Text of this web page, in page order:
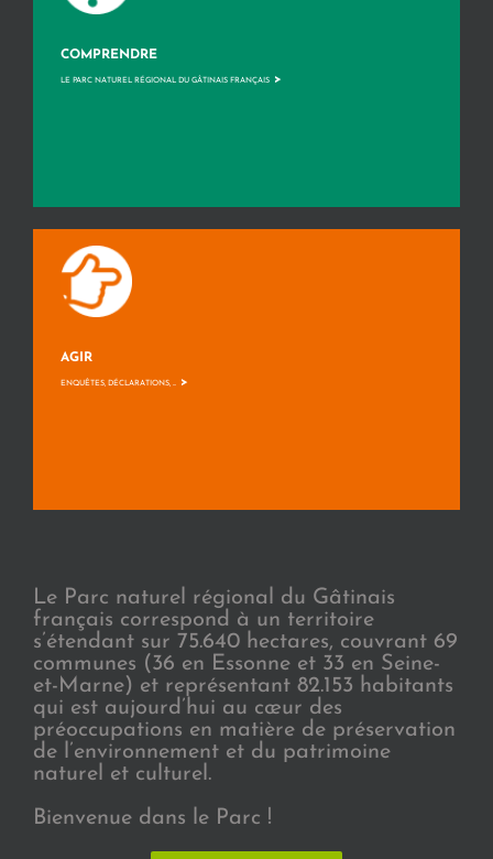
COMPRENDRE
LE PARC NATUREL RÉGIONAL DU GÂTINAIS FRANÇAIS >
AGIR
ENQUÊTES, DÉCLARATIONS, ... >
Le Parc naturel régional du Gâtinais
français correspond à un territoire
s’étendant sur 75.640 hectares, couvrant 69
communes (36 en Essonne et 33 en Seine-
et-Marne) et représentant 82.153 habitants
qui est aujourd’hui au cœur des
préoccupations en matière de préservation
de l’environnement et du patrimoine
naturel et culturel.
Bienvenue dans le Parc !